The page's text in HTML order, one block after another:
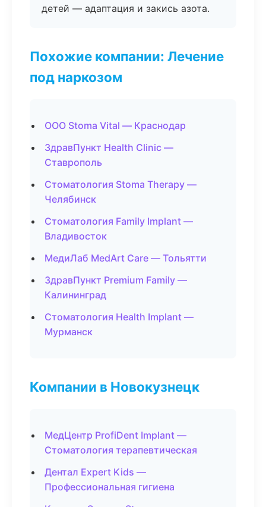
детей — адаптация и закись азота.
Похожие компании: Лечение
под наркозом
ООО Stoma Vital — Краснодар
ЗдравПункт Health Clinic —
Ставрополь
Стоматология Stoma Therapy —
Челябинск
Стоматология Family Implant —
Владивосток
МедиЛаб MedArt Care — Тольятти
ЗдравПункт Premium Family —
Калининград
Стоматология Health Implant —
Мурманск
Компании в Новокузнецк
МедЦентр ProfiDent Implant —
Стоматология терапевтическая
Дентал Expert Kids —
Профессиональная гигиена